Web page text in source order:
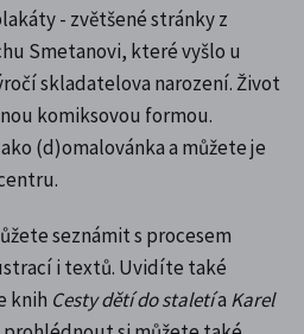
- zvětšené stránky z
Smetanovi, které vyšlo u
skladatelova narození. Život
komiksovou formou.
(d)omalovánka a můžete je
seznámit s procesem
i textů. Uvidíte také
knih Cesty dětí do staletía Karel